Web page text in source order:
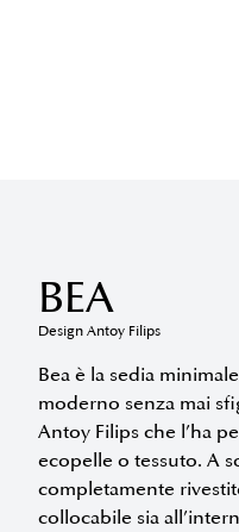
BEA
Design Antoy Filips
Bea è la sedia
moderno senza mai
Antoy Filips che l’ha
ecopelle o tessuto. A
completamente
collocabile sia